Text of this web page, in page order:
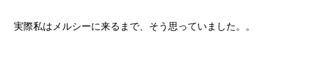
実際私はメルシーに来るまで、そう思っていました。。